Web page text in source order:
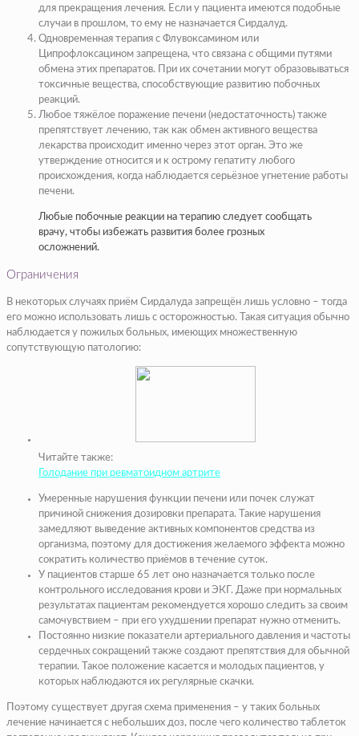
для прекращения лечения. Если у пациента имеются подобные
случаи в прошлом, то ему не назначается Сирдалуд.
Одновременная терапия с Флувоксамином или
Ципрофлоксацином запрещена, что связана с общими путями
обмена этих препаратов. При их сочетании могут образовываться
токсичные вещества, способствующие развитию побочных
реакций.
Любое тяжёлое поражение печени (недостаточность) также
препятствует лечению, так как обмен активного вещества
лекарства происходит именно через этот орган. Это же
утверждение относится и к острому гепатиту любого
происхождения, когда наблюдается серьёзное угнетение работы
печени.
Любые побочные реакции на терапию следует сообщать
врачу, чтобы избежать развития более грозных
осложнений.
Ограничения
В некоторых случаях приём Сирдалуда запрещён лишь условно – тогда
его можно использовать лишь с осторожностью. Такая ситуация обычно
наблюдается у пожилых больных, имеющих множественную
сопутствующую патологию:
Читайте также:
Голодание при ревматоидном артрите
Умеренные нарушения функции печени или почек служат
причиной снижения дозировки препарата. Такие нарушения
замедляют выведение активных компонентов средства из
организма, поэтому для достижения желаемого эффекта можно
сократить количество приёмов в течение суток.
У пациентов старше 65 лет оно назначается только после
контрольного исследования крови и ЭКГ. Даже при нормальных
результатах пациентам рекомендуется хорошо следить за своим
самочувствием – при его ухудшении препарат нужно отменить.
Постоянно низкие показатели артериального давления и частоты
сердечных сокращений также создают препятствия для обычной
терапии. Такое положение касается и молодых пациентов, у
которых наблюдаются их регулярные скачки.
Поэтому существует другая схема применения – у таких больных
лечение начинается с небольших доз, после чего количество таблеток